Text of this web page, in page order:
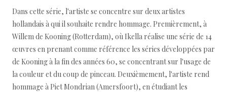
Dans cette série, l'artiste se concentre sur deux artistes
hollandais à qui il souhaite rendre hommage. Premièrement, à
Willem de Kooning (Rotterdam), où Ikella réalise une série de 14
œuvres en prenant comme référence les séries développées par
de Kooning à la fin des années 60, se concentrant sur l'usage de
la couleur et du coup de pinceau. Deuxièmement, l'artiste rend
hommage à Piet Mondrian (Amersfoort), en étudiant les